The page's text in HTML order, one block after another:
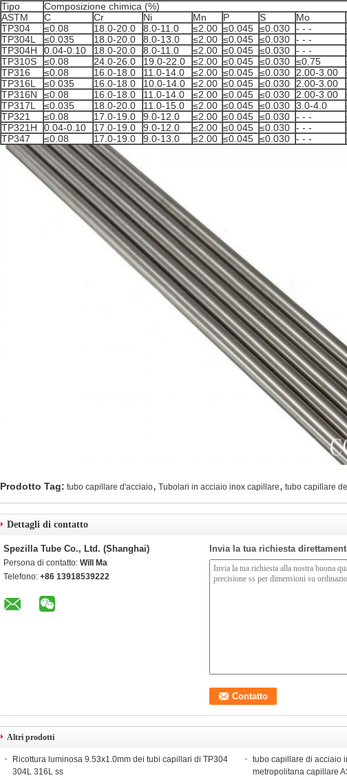
Tipo
Composizione chimica (%)
ASTM
C Cr Ni Mn P S Mo
TP304
≤0.08 18.0-20.0 8.0-11.0 ≤2.00 ≤0.045 ≤0.030 - - -
TP304L
≤0.035 18.0-20.0 8.0-13.0 ≤2.00 ≤0.045 ≤0.030 - - -
TP304H
0.04-0.10 18.0-20.0 8.0-11.0 ≤2.00 ≤0.045 ≤0.030 - - -
TP310S
≤0.08 24.0-26.0 19.0-22.0 ≤2.00 ≤0.045 ≤0.030 ≤0.75
TP316
≤0.08 16.0-18.0 11.0-14.0 ≤2.00 ≤0.045 ≤0.030 2.00-3.00
TP316L
≤0.035 16.0-18.0 10.0-14.0 ≤2.00 ≤0.045 ≤0.030 2.00-3.00
TP316N
≤0.08 16.0-18.0 11.0-14.0 ≤2.00 ≤0.045 ≤0.030 2.00-3.00
TP317L
≤0.035 18.0-20.0 11.0-15.0 ≤2.00 ≤0.045 ≤0.030 3.0-4.0
TP321
≤0.08 17.0-19.0 9.0-12.0 ≤2.00 ≤0.045 ≤0.030 - - -
TP321H
0.04-0.10 17.0-19.0 9.0-12.0 ≤2.00 ≤0.045 ≤0.030 - - -
TP347
≤0.08 17.0-19.0 9.0-13.0 ≤2.00 ≤0.045 ≤0.030 - - -
Prodotto Tag: tubo capillare d'acciaio, Tubolari in acciaio inox capillare, tubo capillare
Dettagli di contatto
Spezilla Tube Co., Ltd. (Shanghai)
Persona di contatto: Will Ma
Telefono: +86 13918539222
Invia la tua richiesta
Altri prodotti
Ricottura luminosa 9.53x1.0mm dei tubi capillari di TP304
304L 316L ss
tubo capillare di acciaio
metropolitana capillare